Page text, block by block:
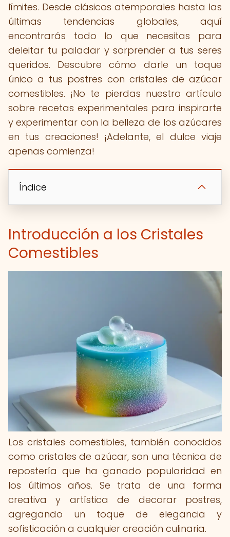
límites. Desde clásicos atemporales hasta las
últimas tendencias globales, aquí
encontrarás todo lo que necesitas para
deleitar tu paladar y sorprender a tus seres
queridos. Descubre cómo darle un toque
único a tus postres con cristales de azúcar
comestibles. ¡No te pierdas nuestro artículo
sobre recetas experimentales para inspirarte
y experimentar con la belleza de los azúcares
en tus creaciones! ¡Adelante, el dulce viaje
apenas comienza!
Índice
Introducción a los Cristales
Comestibles
Los cristales comestibles, también conocidos
como cristales de azúcar, son una técnica de
repostería que ha ganado popularidad en
los últimos años. Se trata de una forma
creativa y artística de decorar postres,
agregando un toque de elegancia y
sofisticación a cualquier creación culinaria.